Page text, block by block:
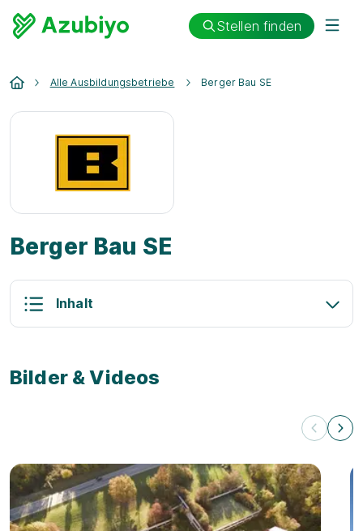
Stellen finden
Alle Ausbildungsbetriebe Berger Bau SE
Berger Bau SE
Inhalt
Bilder & Videos